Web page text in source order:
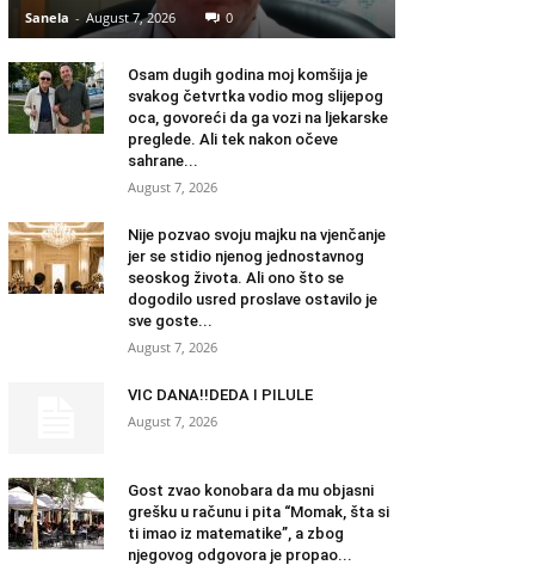
Sanela - August 7, 2026 0
Osam dugih godina moj komšija je
svakog četvrtka vodio mog slijepog
oca, govoreći da ga vozi na ljekarske
preglede. Ali tek nakon očeve
sahrane...
August 7, 2026
Nije pozvao svoju majku na vjenčanje
jer se stidio njenog jednostavnog
seoskog života. Ali ono što se
dogodilo usred proslave ostavilo je
sve goste...
August 7, 2026
VIC DANA!!DEDA I PILULE
August 7, 2026
Gost zvao konobara da mu objasni
grešku u računu i pita “Momak, šta si
ti imao iz matematike”, a zbog
njegovog odgovora je propao...